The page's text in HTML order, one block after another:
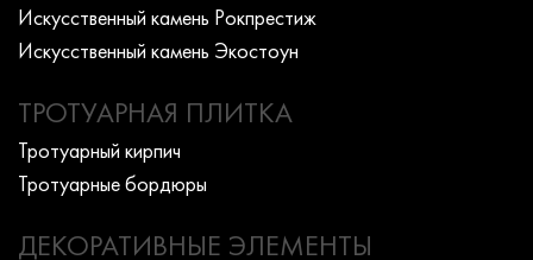
Искусcтвенный камень Рокпрестиж
Искусcтвенный камень Экостоун
ТРОТУАРНАЯ ПЛИТКА
Тротуарный кирпич
Тротуарные бордюры
ДЕКОРАТИВНЫЕ ЭЛЕМЕНТЫ